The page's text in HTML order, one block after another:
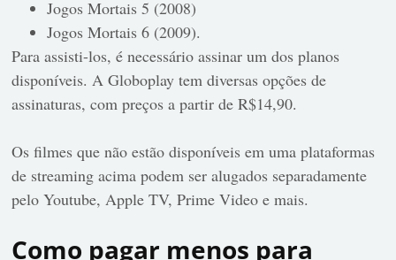
Jogos Mortais 5 (2008)
Jogos Mortais 6 (2009).
Para assisti-los, é necessário assinar um dos planos
disponíveis. A Globoplay tem diversas opções de
assinaturas, com preços a partir de R$14,90.
Os filmes que não estão disponíveis em uma plataformas
de streaming acima podem ser alugados separadamente
pelo Youtube, Apple TV, Prime Video e mais.
Como pagar menos para